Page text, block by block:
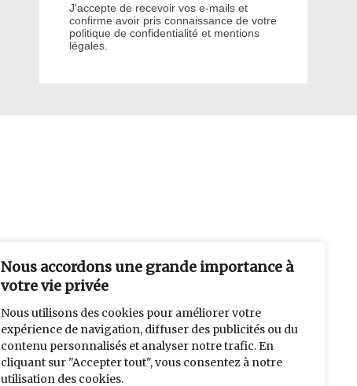
Nous accordons une grande importance à
votre vie privée
Nous utilisons des cookies pour améliorer votre
expérience de navigation, diffuser des publicités ou du
contenu personnalisés et analyser notre trafic. En
cliquant sur "Accepter tout", vous consentez à notre
utilisation des cookies.
J'accepte de recevoir vos e-mails et
confirme avoir pris connaissance de votre
politique de confidentialité et mentions
légales.